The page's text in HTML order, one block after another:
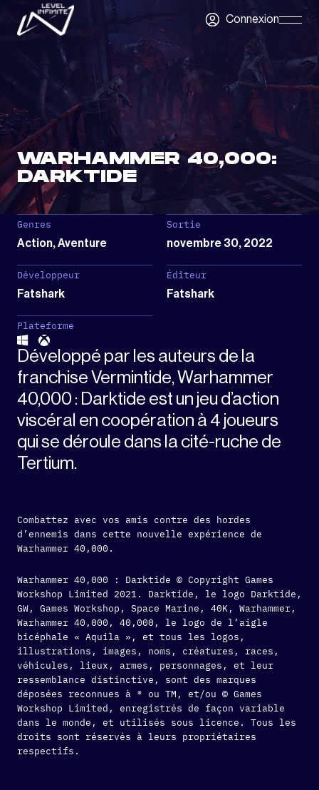
Skip to main content
ConnexionSkip
WARHAMMER 40,000:
DARKTIDE
Genres
Action, Aventure
Sortie
novembre 30, 2022
Développeur
Fatshark
Éditeur
Fatshark
Plateforme
Développé par les auteurs de la
franchise Vermintide, Warhammer
40,000 : Darktide est un jeu d’action
viscéral en coopération à 4 joueurs
qui se déroule dans la cité-ruche de
Tertium.
Combattez avec vos amis contre des hordes
d’ennemis dans cette nouvelle expérience de
Warhammer 40,000.
Warhammer 40,000 : Darktide © Copyright Games
Workshop Limited 2021. Darktide, le logo Darktide,
GW, Games Workshop, Space Marine, 40K, Warhammer,
Warhammer 40,000, 40,000, le logo de l’aigle
bicéphale « Aquila », et tous les logos,
illustrations, images, noms, créatures, races,
véhicules, lieux, armes, personnages, et leur
ressemblance distinctive, sont des marques
déposées reconnues à ® ou TM, et/ou © Games
Workshop Limited, enregistrés de façon variable
dans le monde, et utilisés sous licence. Tous les
droits sont réservés à leurs propriétaires
respectifs.